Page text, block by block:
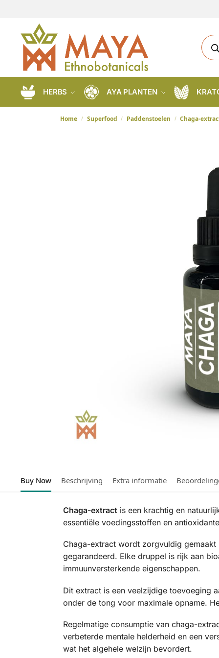
HERBS AYA PLANTEN
Home / Superfood / Paddenstoelen / Chaga-
Buy Now Beschrijving Extra informatie
Chaga-extract is een krachtig en
essentiële voedingsstoffen en
Chaga-extract wordt zorgvuldig
gegarandeerd. Elke druppel is rijk aan
immuunversterkende eigenschappen.
Dit extract is een veelzijdige toevoeging
onder de tong voor maximale opname.
Regelmatige consumptie van chaga-
verbeterde mentale helderheid en een
wat het algehele welzijn bevordert.